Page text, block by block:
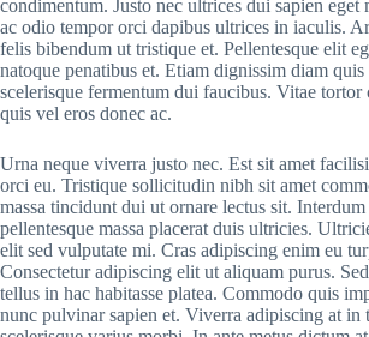
condimentum. Justo nec ultrices dui sapien
ac odio tempor orci dapibus ultrices in iaculis.
felis bibendum ut tristique et. Pellentesque elit
natoque penatibus et. Etiam dignissim diam
scelerisque fermentum dui faucibus. Vitae
quis vel eros donec ac.
Urna neque viverra justo nec. Est sit amet
orci eu. Tristique sollicitudin nibh sit amet
massa tincidunt dui ut ornare lectus sit.
pellentesque massa placerat duis ultricies.
elit sed vulputate mi. Cras adipiscing enim eu
Consectetur adipiscing elit ut aliquam purus.
tellus in hac habitasse platea. Commodo quis
nunc pulvinar sapien et. Viverra adipiscing at in